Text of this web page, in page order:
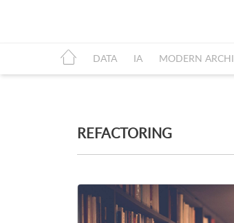
DATA IA MODERN ARCHI
REFACTORING